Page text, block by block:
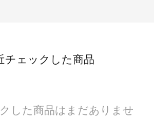
チェックした商品
した商品はまだありませ